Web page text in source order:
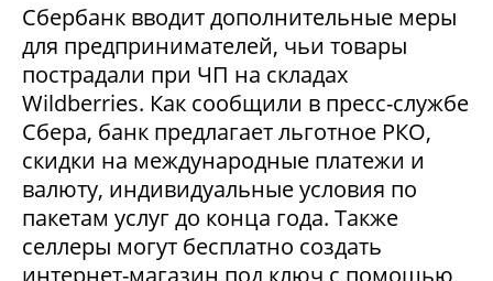
Сбербанк вводит дополнительные меры
для предпринимателей, чьи товары
пострадали при ЧП на складах
Wildberries. Как сообщили в пресс-службе
Сбера, банк предлагает льготное РКО,
скидки на международные платежи и
валюту, индивидуальные условия по
пакетам услуг до конца года. Также
селлеры могут бесплатно создать
интернет-магазин под ключ с помощью